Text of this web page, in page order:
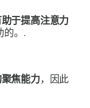
于提高注意力
的。.
焦能力，因此